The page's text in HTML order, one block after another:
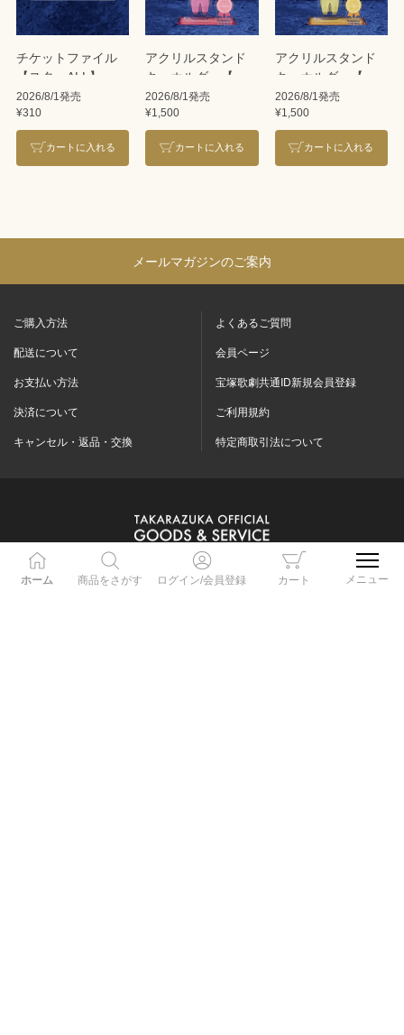
チケットファイル
【スターALL】
2026/8/1発売
¥310
カートに入れる
アクリルスタンド
キーホルダー【永
久輝せあ】
2026/8/1発売
¥1,500
カートに入れる
アクリルスタンド
キーホルダー【鳳
月杏】
2026/8/1発売
¥1,500
カートに入れる
メールマガジンのご案内
ご購入方法
配送について
お支払い方法
決済について
キャンセル・返品・交換
よくあるご質問
会員ページ
宝塚歌劇共通ID新規会員登録
ご利用規約
特定商取引法について
ホーム 商品をさがす ログイン/会員登録 カート メニュー